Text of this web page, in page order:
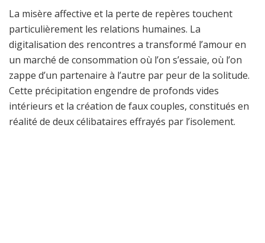
La misère affective et la perte de repères touchent
particulièrement les relations humaines. La
digitalisation des rencontres a transformé l’amour en
un marché de consommation où l’on s’essaie, où l’on
zappe d’un partenaire à l’autre par peur de la solitude.
Cette précipitation engendre de profonds vides
intérieurs et la création de faux couples, constitués en
réalité de deux célibataires effrayés par l’isolement.